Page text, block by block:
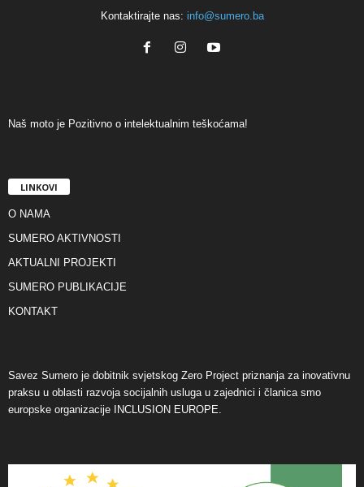
Kontaktirajte nas: info@sumero.ba
Naš moto je Pozitivno o intelektualnim teškoćama!
LINKOVI
O NAMA
SUMERO AKTIVNOSTI
AKTUALNI PROJEKTI
SUMERO PUBLIKACIJE
KONTAKT
Savez Sumero je dobitnik svjetskog Zero Project priznanja za inovativnu
praksu u oblasti razvoja socijalnih usluga u zajednici i članica smo
europske organizacije INCLUSION EUROPE.